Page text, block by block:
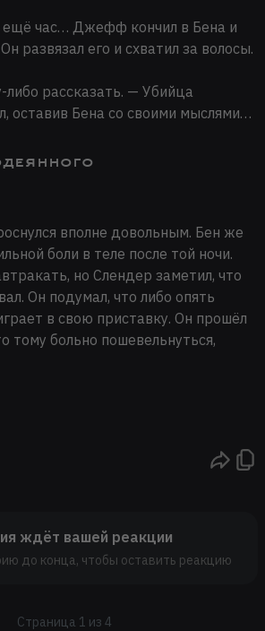
ещё час… Джефф кончил в Бена и
развязал его и схватил за волосы.
рассказать. — Убийца
оставив Бена со своими мыслями…
вполне довольным. Бен же
боли в теле после той ночи.
но Слендер заметил, что
Он подумал, что либо опять
в свою приставку. Он прошёл
тому больно пошевельнуться,
ждёт вашей реакции
до конца, чтобы оставить реакцию
Страница 1 из 4